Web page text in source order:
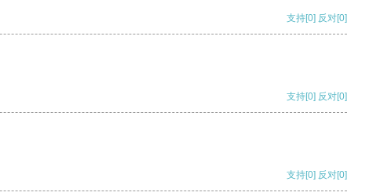
支持[0] 反对[0]
支持[0] 反对[0]
支持[0] 反对[0]